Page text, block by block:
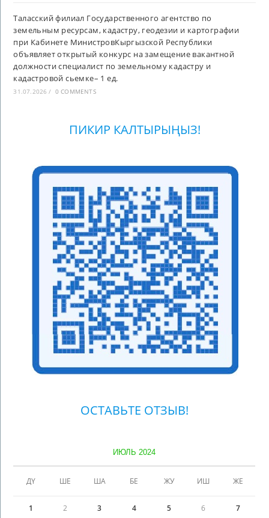
Таласский филиал Государственного агентство по
земельным ресурсам, кадастру, геодезии и картографии
при Кабинете МинистровКыргызской Республики
объявляет открытый конкурс на замещение вакантной
должности специалист по земельному кадастру и
кадастровой сьемке– 1 ед.
31.07.2026 / 0 COMMENTS
ПИКИР КАЛТЫРЫҢЫЗ!
ОСТАВЬТЕ ОТЗЫВ!
ИЮЛЬ 2024
ДҮ ШЕ ША БЕ ЖУ ИШ ЖЕ
1 2 3 4 5 6 7